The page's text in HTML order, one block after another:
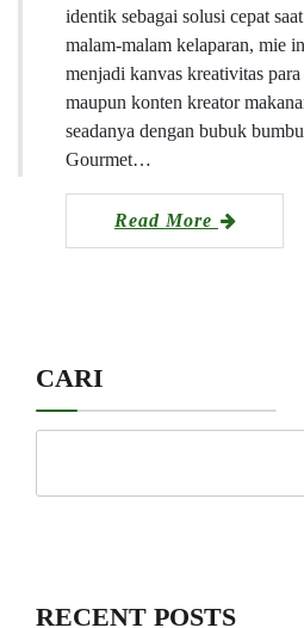
identik sebagai solusi cepat
malam-malam kelaparan, mie
menjadi kanvas kreativitas
maupun konten kreator
seadanya dengan bubuk
Gourmet…
Read More
CARI
RECENT POSTS